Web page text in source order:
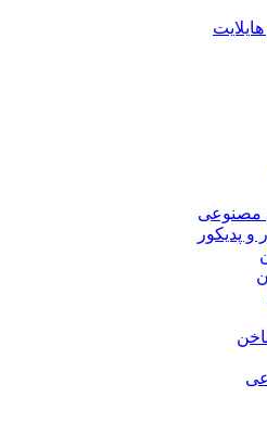
مصنوعی
پدیکور